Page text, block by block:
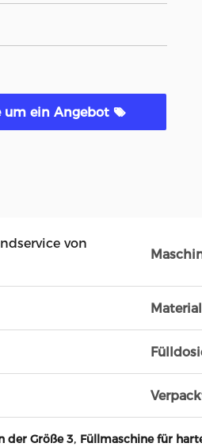
um ein Angebot
von
der Größe 3, Füllmaschine für